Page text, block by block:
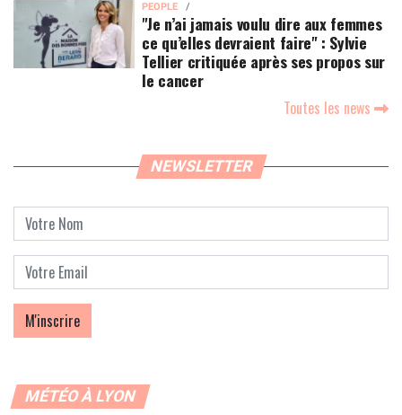
PEOPLE
"Je n’ai jamais voulu dire aux femmes
ce qu’elles devraient faire" : Sylvie
Tellier critiquée après ses propos sur
le cancer
Toutes les news
NEWSLETTER
MÉTÉO À LYON